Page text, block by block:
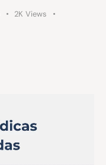
2K Views